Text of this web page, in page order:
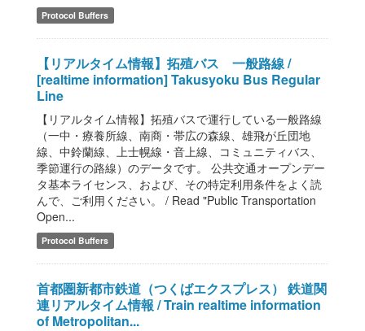
Protocol Buffers
【リアルタイム情報】拓殖バス 一般路線 /
[realtime information] Takusyoku Bus Regular
Line
【リアルタイム情報】拓殖バスで運行している一般路線
（一中・療養所線、南商・帯広の森線、雄飛が丘団地
線、中鈴蘭線、上士幌線・音上線、コミュニティバス、
季節運行の路線）のデータです。 公共交通オープンデー
タ基本ライセンス、および、その特定利用条件をよく読
んで、ご利用ください。 / Read "Public Transportation
Open...
Protocol Buffers
首都圏新都市鉄道（つくばエクスプレス） 鉄道関
連リアルタイム情報 / Train realtime information
of Metropolitan...